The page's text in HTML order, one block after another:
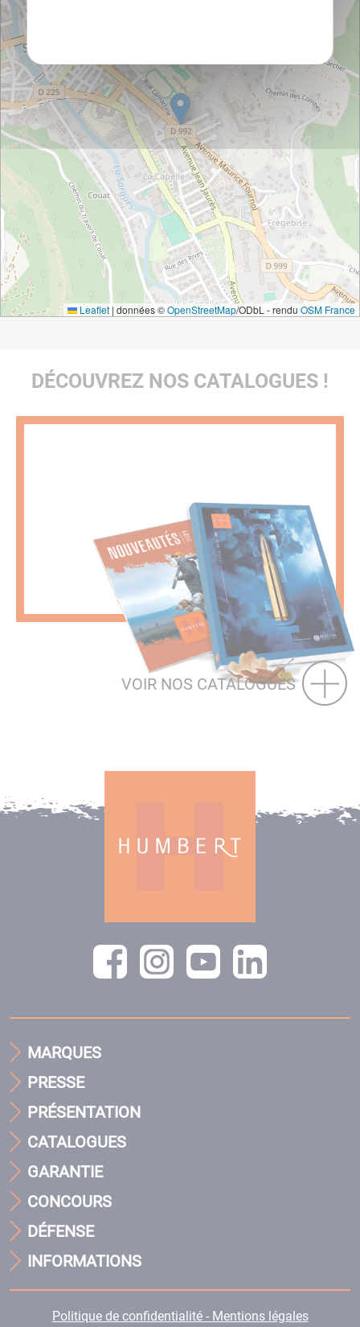
Leaflet | données ©OpenStreetMap/ODbL - rendu OSM France
DÉCOUVREZ NOS CATALOGUES !
VOIR NOS CATALOGUES
MARQUES
PRESSE
PRÉSENTATION
CATALOGUES
GARANTIE
CONCOURS
DÉFENSE
INFORMATIONS
Politique de confidentialité - Mentions légales